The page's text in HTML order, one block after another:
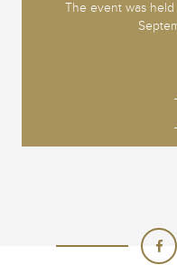
The event was